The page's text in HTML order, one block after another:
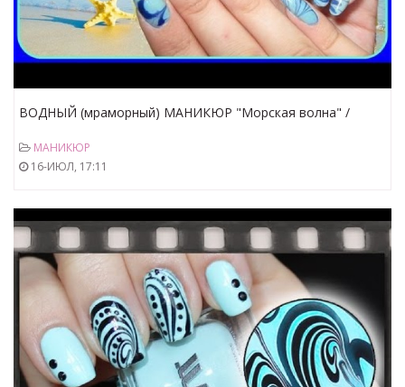
ВОДНЫЙ (мраморный) МАНИКЮР "Морская волна" /
МАНИКЮР
16-ИЮЛ, 17:11